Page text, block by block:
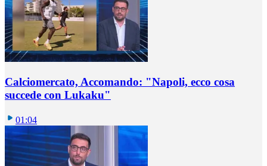
Calciomercato, Accomando: "Napoli, ecco cosa
succede con Lukaku"
01:04